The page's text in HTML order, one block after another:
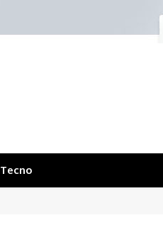
Tecno